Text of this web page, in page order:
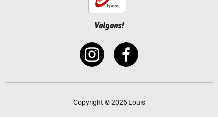
Volg ons!
Copyright © 2026 Louis